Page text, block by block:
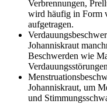
Verbrennungen,
wird häufig in Form
aufgetragen.
Johanniskraut
Beschwerden wie
Johanniskraut, um
und